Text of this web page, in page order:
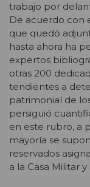
trabajo por
De acuerdo con
que quedó
hasta ahora ha
expertos
otras 200
tendientes a
patrimonial de
persiguió
en este rubro, a
mayoría se
reservados
a la Casa Militar